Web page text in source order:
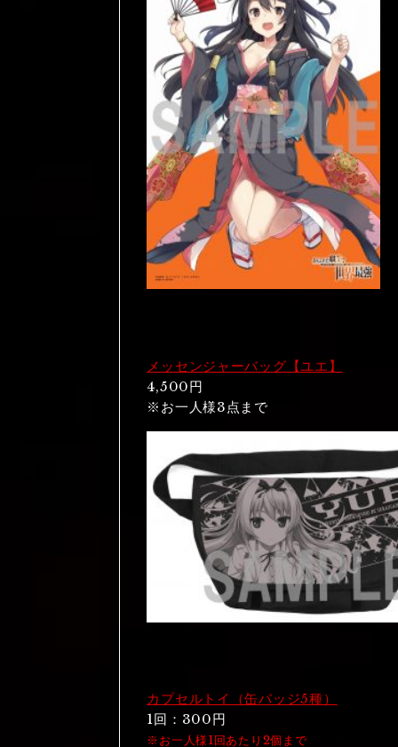
メッセンジャーバッグ【ユエ】
4,500円
※お一人様3点まで
カプセルトイ（缶バッジ5種）
1回：300円
※お一人様1回あたり2個まで